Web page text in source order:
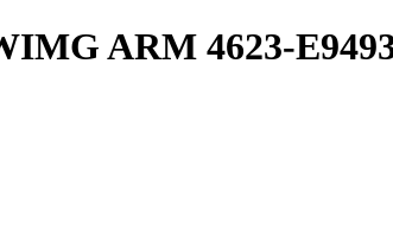
ARM 4623-